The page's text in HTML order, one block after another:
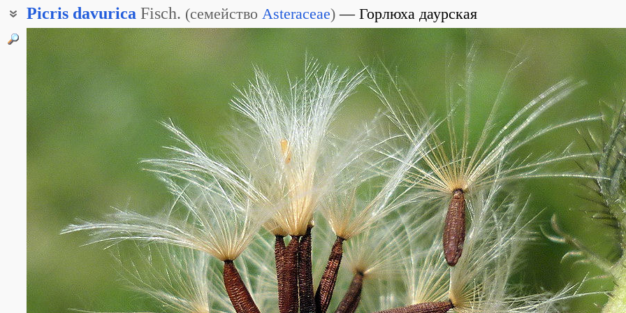
Picris davurica Fisch. (семейство Asteraceae) Горлюха даурская
Горлюха корейская
Горчак корейский